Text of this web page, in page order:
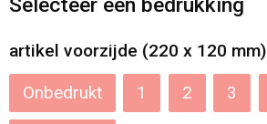
Selecteer een bedrukking
artikel voorzijde (220 x 120 mm)
Onbedrukt 1 2 3